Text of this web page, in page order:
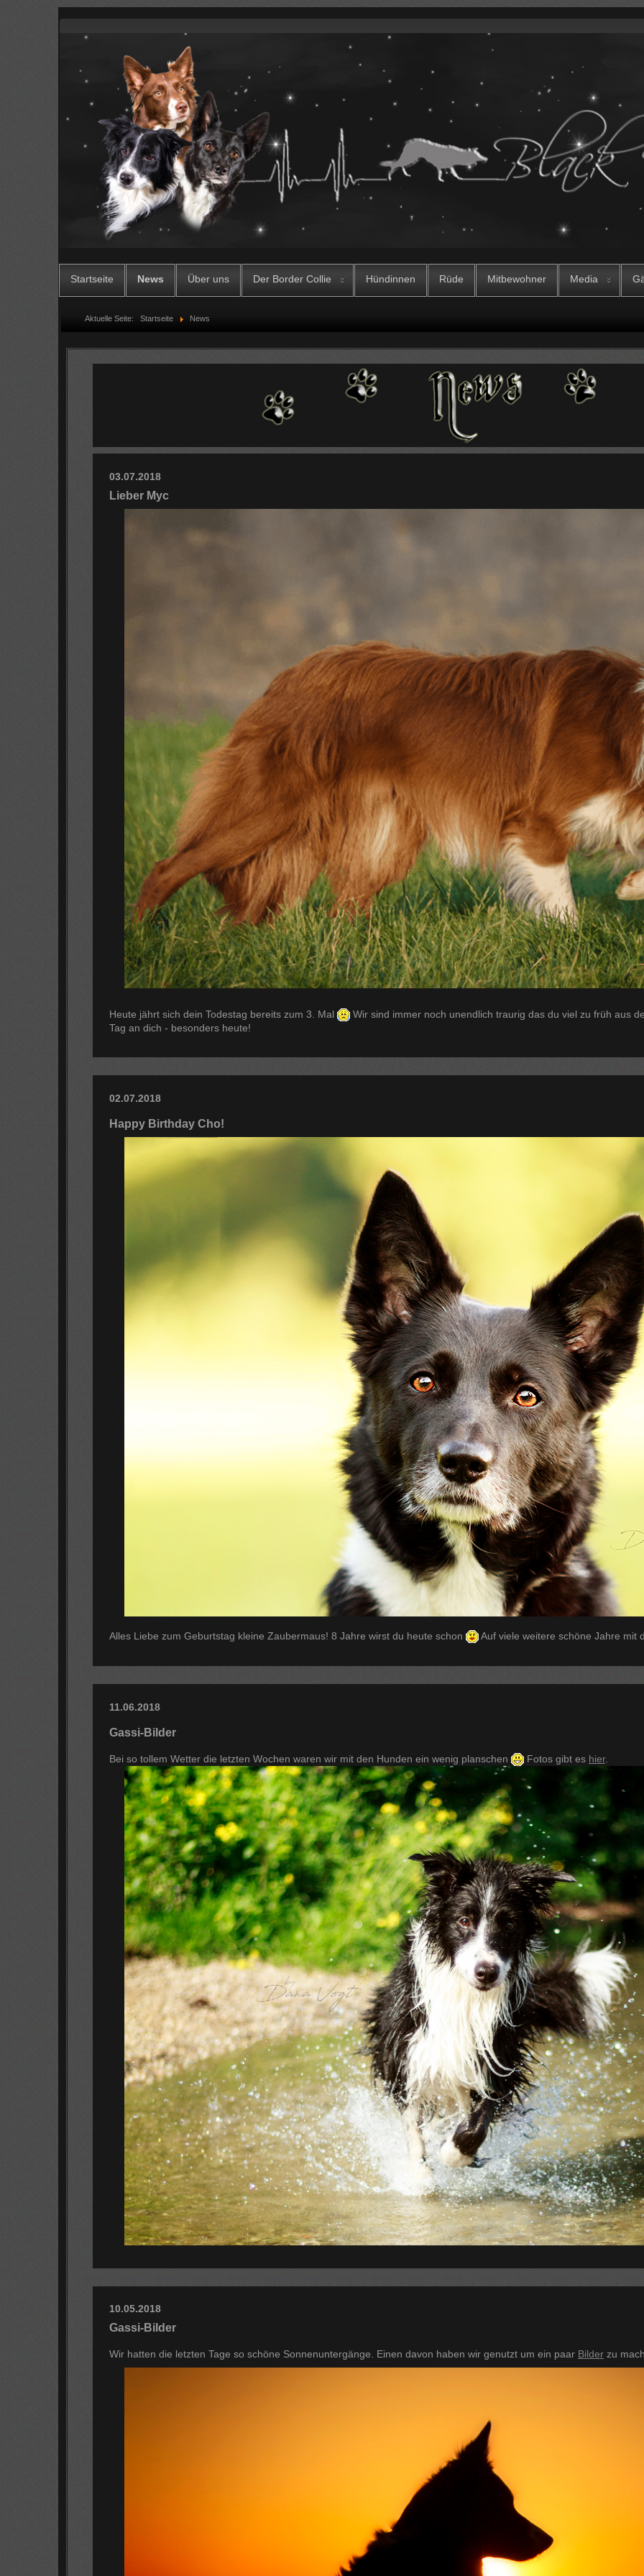
Startseite News Über uns Der Border Collie Hündinnen Rüde Mitbewohner Media
Aktuelle Seite:Startseite News
03.07.2018
Lieber Myc
Heute jährt sich dein Todestag bereits zum 3. Mal
Wir sind immer noch unendlich traurig das du viel zu früh aus
Tag an dich - besonders heute!
02.07.2018
Happy Birthday Cho!
Alles Liebe zum Geburtstag kleine Zaubermaus! 8 Jahre wirst du heute schon Auf viele weitere schöne Jahre mit
11.06.2018
Gassi-Bilder
Bei so tollem Wetter die letzten Wochen waren wir mit den Hunden ein wenig planschen Fotos gibt es hier.
10.05.2018
Gassi-Bilder
Wir hatten die letzten Tage so schöne Sonnenuntergänge. Einen davon haben wir genutzt um ein paar Bilderzu